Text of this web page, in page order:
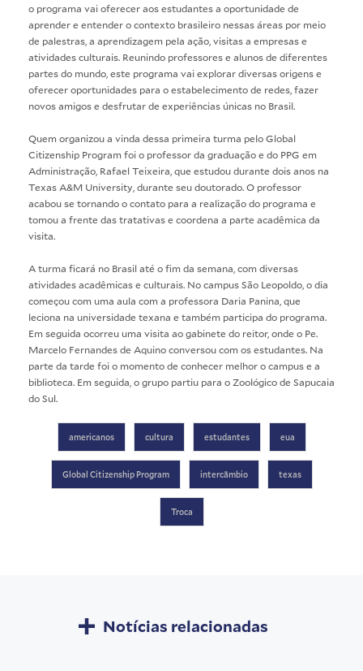
o programa vai oferecer aos estudantes a oportunidade de
aprender e entender o contexto brasileiro nessas áreas por meio
de palestras, a aprendizagem pela ação, visitas a empresas e
atividades culturais. Reunindo professores e alunos de diferentes
partes do mundo, este programa vai explorar diversas origens e
oferecer oportunidades para o estabelecimento de redes, fazer
novos amigos e desfrutar de experiências únicas no Brasil.
Quem organizou a vinda dessa primeira turma pelo Global
Citizenship Program foi o professor da graduaçãoe do PPG em
Administração, Rafael Teixeira, que estudou durante dois anos na
Texas A&M University, durante seu doutorado. O professor
acabou se tornando o contato para a realização do programa e
tomou a frente das tratativas e coordena a parte acadêmica da
visita.
A turma ficará no Brasil até o fim da semana, com diversas
atividades acadêmicas e culturais. No campus São Leopoldo, o dia
começou com uma aula com a professora Daria Panina, que
leciona na universidade texana e também participa do programa.
Em seguida ocorreu uma visita ao gabinete do reitor, onde o Pe.
Marcelo Fernandes de Aquino conversou com os estudantes. Na
parte da tarde foi o momento de conhecer melhor o campus e a
biblioteca. Em seguida, o grupo partiu para o Zoológico de Sapucaia
do Sul.
americanos cultura estudantes eua
Global Citizenship Program intercãmbio texas
Troca
Notícias relacionadas